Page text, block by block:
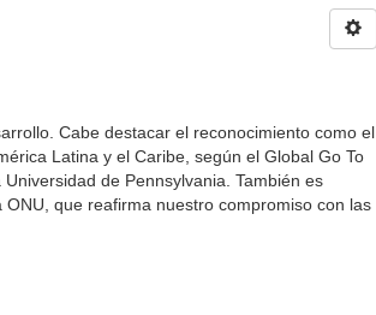
Cabe destacar el reconocimiento como el
Latina y el Caribe, según el Global Go To
de Pennsylvania. También es
que reafirma nuestro compromiso con las